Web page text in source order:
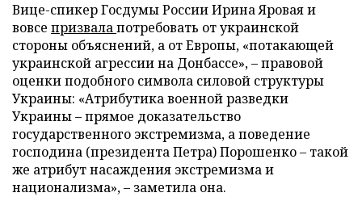
Вице-спикер Госдумы России Ирина Яровая и
вовсе призвалапотребовать от украинской
стороны объяснений, а от Европы, «потакающей
украинской агрессии на Донбассе», – правовой
оценки подобного символа силовой структуры
Украины: «Атрибутика военной разведки
Украины – прямое доказательство
государственного экстремизма, а поведение
господина (президента Петра) Порошенко – такой
же атрибут насаждения экстремизма и
национализма», – заметила она.